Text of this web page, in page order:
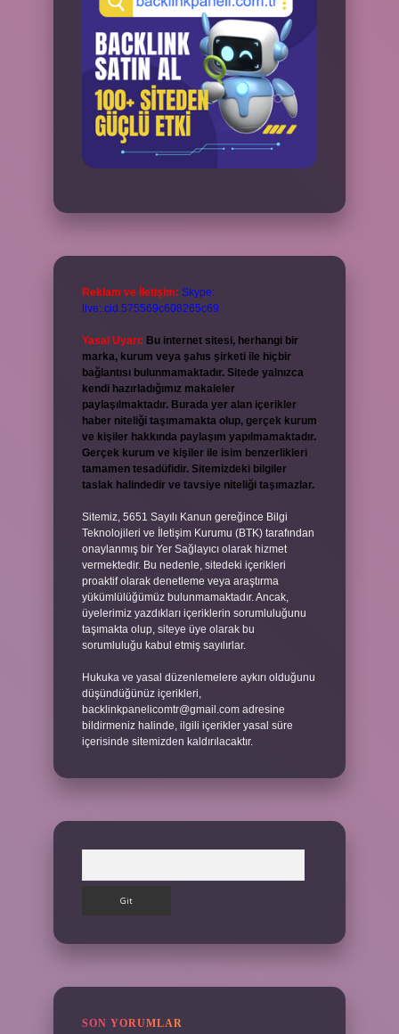
Reklam ve İletişim: Skype:
live:.cid.575569c608265c69
Yasal Uyarı: Bu internet sitesi, herhangi bir
marka, kurum veya şahıs şirketi ile hiçbir
bağlantısı bulunmamaktadır. Sitede yalnızca
kendi hazırladığımız makaleler
paylaşılmaktadır. Burada yer alan içerikler
haber niteliği taşımamakta olup, gerçek kurum
ve kişiler hakkında paylaşım yapılmamaktadır.
Gerçek kurum ve kişiler ile isim benzerlikleri
tamamen tesadüfidir. Sitemizdeki bilgiler
taslak halindedir ve tavsiye niteliği taşımazlar.
Sitemiz, 5651 Sayılı Kanun gereğince Bilgi
Teknolojileri ve İletişim Kurumu (BTK) tarafından
onaylanmış bir Yer Sağlayıcı olarak hizmet
vermektedir. Bu nedenle, sitedeki içerikleri
proaktif olarak denetleme veya araştırma
yükümlülüğümüz bulunmamaktadır. Ancak,
üyelerimiz yazdıkları içeriklerin sorumluluğunu
taşımakta olup, siteye üye olarak bu
sorumluluğu kabul etmiş sayılırlar.
Hukuka ve yasal düzenlemelere aykırı olduğunu
düşündüğünüz içerikleri,
backlinkpanelicomtr@gmail.com adresine
bildirmeniz halinde, ilgili içerikler yasal süre
içerisinde sitemizden kaldırılacaktır.
SON YORUMLAR